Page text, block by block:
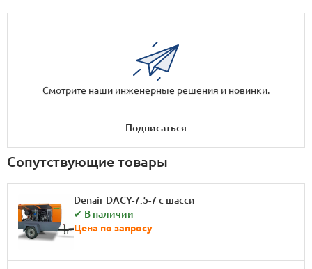
Смотрите наши инженерные решения и новинки.
Подписаться
Сопутствующие товары
Denair DACY-7.5-7 с шасси
✔ В наличии
Цена по запросу